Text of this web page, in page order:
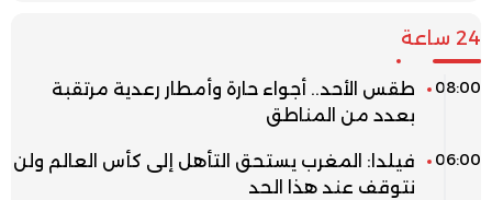
24 ساعة
08:00
طقس الأحد.. أجواء حارة وأمطار رعدية مرتقبة
بعدد من المناطق
06:00
فيلدا: المغرب يستحق التأهل إلى كأس العالم ولن
نتوقف عند هذا الحد